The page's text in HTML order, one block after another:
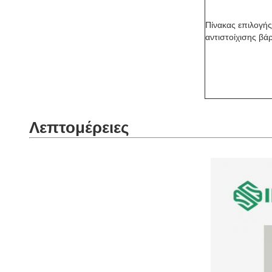
Πίνακας επιλογής
αντιστοίχισης
Λεπτομέρειες